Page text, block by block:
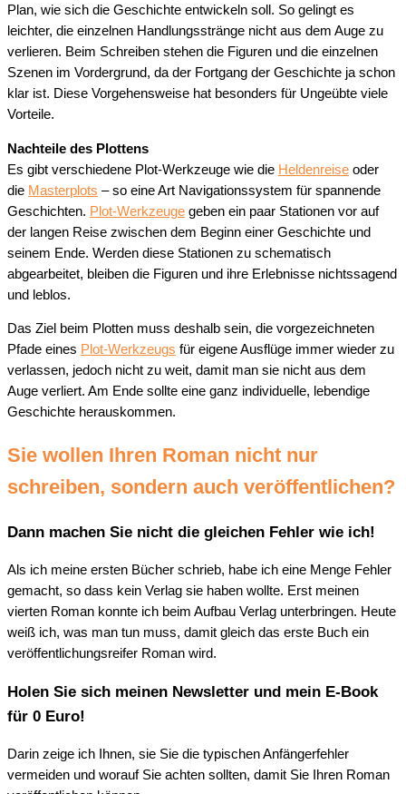
Plan, wie sich die Geschichte entwickeln soll. So gelingt es
leichter, die einzelnen Handlungsstränge nicht aus dem Auge zu
verlieren. Beim Schreiben stehen die Figuren und die einzelnen
Szenen im Vordergrund, da der Fortgang der Geschichte ja schon
klar ist. Diese Vorgehensweise hat besonders für Ungeübte viele
Vorteile.
Nachteile des Plottens
Es gibt verschiedene Plot-Werkzeuge wie die Heldenreise oder
die Masterplots – so eine Art Navigationssystem für spannende
Geschichten. Plot-Werkzeuge geben ein paar Stationen vor auf
der langen Reise zwischen dem Beginn einer Geschichte und
seinem Ende. Werden diese Stationen zu schematisch
abgearbeitet, bleiben die Figuren und ihre Erlebnisse nichtssagend
und leblos.
Das Ziel beim Plotten muss deshalb sein, die vorgezeichneten
Pfade eines Plot-Werkzeugs für eigene Ausflüge immer wieder zu
verlassen, jedoch nicht zu weit, damit man sie nicht aus dem
Auge verliert. Am Ende sollte eine ganz individuelle, lebendige
Geschichte herauskommen.
Sie wollen Ihren Roman nicht nur
schreiben, sondern auch veröffentlichen?
Dann machen Sie nicht die gleichen Fehler wie ich!
Als ich meine ersten Bücher schrieb, habe ich eine Menge Fehler
gemacht, so dass kein Verlag sie haben wollte. Erst meinen
vierten Roman konnte ich beim Aufbau Verlag unterbringen. Heute
weiß ich, was man tun muss, damit gleich das erste Buch ein
veröffentlichungsreifer Roman wird.
Holen Sie sich meinen Newsletter und mein E-Book
für 0 Euro!
Darin zeige ich Ihnen, sie Sie die typischen Anfängerfehler
vermeiden und worauf Sie achten sollten, damit Sie Ihren Roman